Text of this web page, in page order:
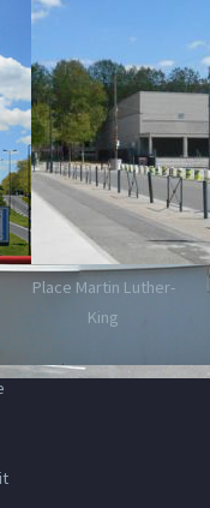
Place Martin Luther-
King